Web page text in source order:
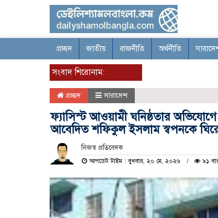
প্রচ্ছদ জাতীয় রাজনীতি অর্থনীতি
সংবাদ শিরোনাম:
প্রচ্ছদ সারাদেশ
ফ্যাসিস্ট আওয়ামী ঘনিষ্ঠতার
আবেদিত শফিকুল ইসলাম স্বপনকে
নিজস্ব প্রতিবেদক
আপডেট টাইম : বুধবার, ২০ মে, ২০২৬ ৯১